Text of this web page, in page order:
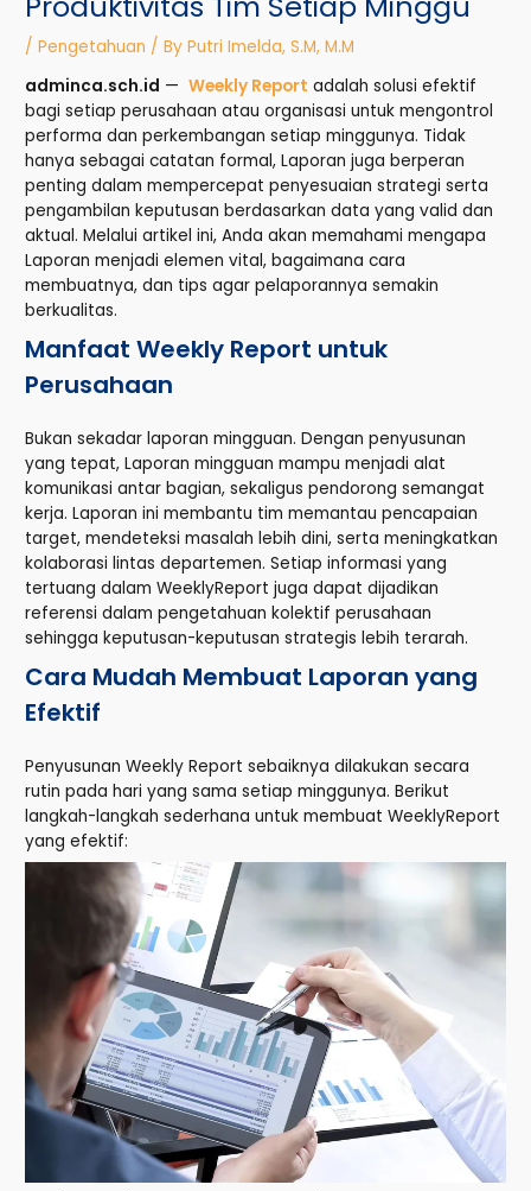
/Pengetahuan / ByPutri Imelda, S.M, M.M
adminca.sch.id —Weekly Report adalah solusi efektif
bagi setiap perusahaan atau organisasi untuk mengontrol
performa dan perkembangan setiap minggunya. Tidak
hanya sebagai catatan formal, Laporan juga berperan
penting dalam mempercepat penyesuaian strategi serta
pengambilan keputusan berdasarkan data yang valid dan
aktual. Melalui artikel ini, Anda akan memahami mengapa
Laporan menjadi elemen vital, bagaimana cara
membuatnya, dan tips agar pelaporannya semakin
berkualitas.
Manfaat Weekly Report untuk
Perusahaan
Bukan sekadar laporan mingguan. Dengan penyusunan
yang tepat, Laporan mingguan mampu menjadi alat
komunikasi antar bagian, sekaligus pendorong semangat
kerja. Laporan ini membantu tim memantau pencapaian
target, mendeteksi masalah lebih dini, serta meningkatkan
kolaborasi lintas departemen. Setiap informasi yang
tertuang dalam WeeklyReport juga dapat dijadikan
referensi dalam pengetahuan kolektif perusahaan
sehingga keputusan-keputusan strategis lebih terarah.
Cara Mudah Membuat Laporan yang
Efektif
Penyusunan Weekly Report sebaiknya dilakukan secara
rutin pada hari yang sama setiap minggunya. Berikut
langkah-langkah sederhana untuk membuat WeeklyReport
yang efektif: